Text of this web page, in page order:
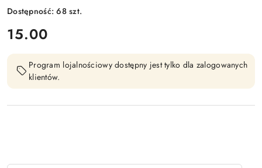
Dostępność:68szt.
cena:
15.00
Program lojalnościowy dostępny jest tylko dla zalogowanych
klientów.